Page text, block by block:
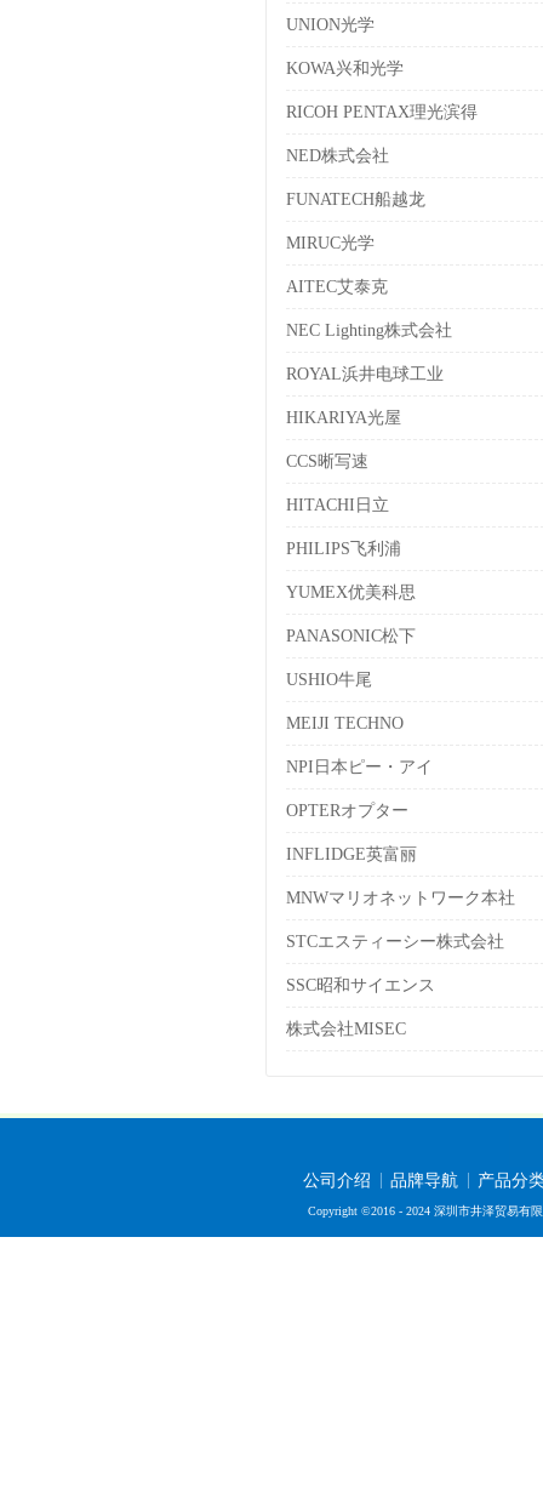
UNION光学
KOWA兴和光学
RICOH PENTAX理光滨得
NED株式会社
FUNATECH船越龙
MIRUC光学
AITEC艾泰克
NEC Lighting株式会社
ROYAL浜井电球工业
HIKARIYA光屋
CCS晰写速
HITACHI日立
PHILIPS飞利浦
YUMEX优美科思
PANASONIC松下
USHIO牛尾
MEIJI TECHNO
NPI日本ピー・アイ
OPTERオプター
INFLIDGE英富丽
MNWマリオネットワーク本社
STCエスティーシー株式会社
SSC昭和サイエンス
株式会社MISEC
公司介绍 品牌导航 产品分
Copyright ©2016 - 2024 深圳市井泽贸易有